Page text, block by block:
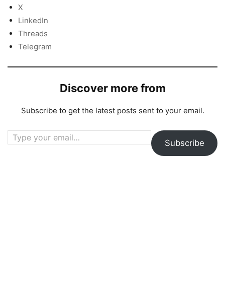
X
LinkedIn
Threads
Telegram
Discover more from
Subscribe to get the latest posts sent to your email.
Type your email…
Subscribe